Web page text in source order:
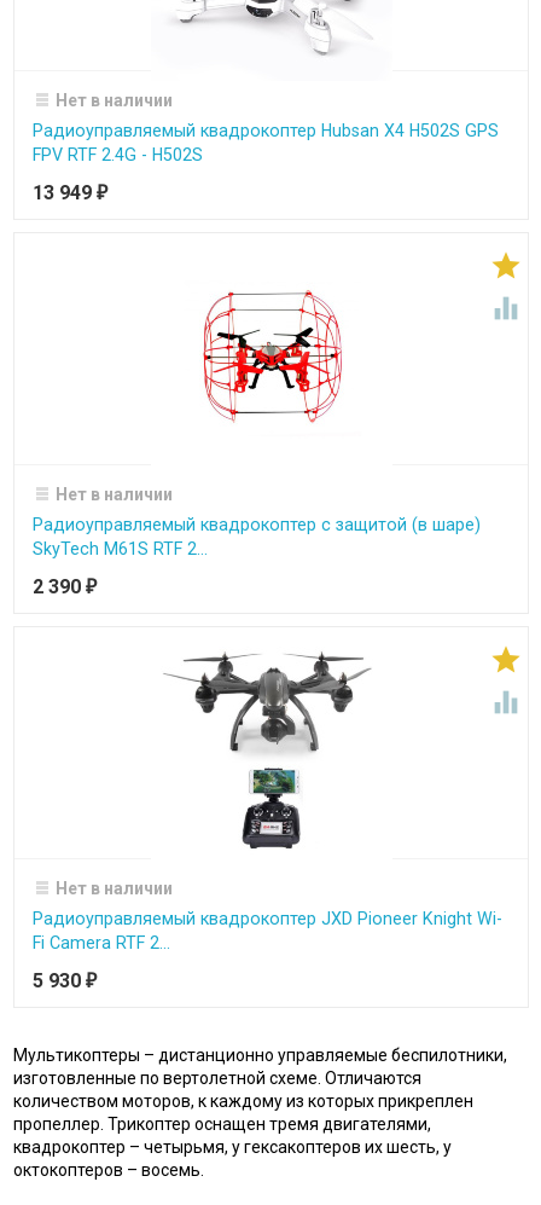
Нет в наличии
Радиоуправляемый квадрокоптер Hubsan X4 H502S GPS
FPV RTF 2.4G - H502S
13 949 ₽


Нет в наличии
Радиоуправляемый квадрокоптер с защитой (в шаре)
SkyTech M61S RTF 2...
2 390 ₽


Нет в наличии
Радиоуправляемый квадрокоптер JXD Pioneer Knight Wi-
Fi Camera RTF 2...
5 930 ₽
Мультикоптеры – дистанционно управляемые беспилотники,
изготовленные по вертолетной схеме. Отличаются
количеством моторов, к каждому из которых прикреплен
пропеллер. Трикоптер оснащен тремя двигателями,
квадрокоптер – четырьмя, у гексакоптеров их шесть, у
октокоптеров – восемь.